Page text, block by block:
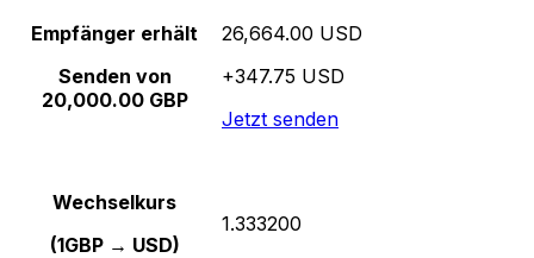
Empfänger erhält
Senden von
20,000.00 GBP
26,664.00 USD
+347.75 USD
Jetzt senden
Wechselkurs
(1GBP → USD)
1.333200